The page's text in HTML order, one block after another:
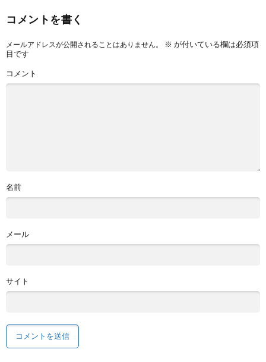
コメントを書く
メールアドレスが公開されることはありません。 ※ が付いている欄は必須項
目です
コメント
名前
メール
サイト